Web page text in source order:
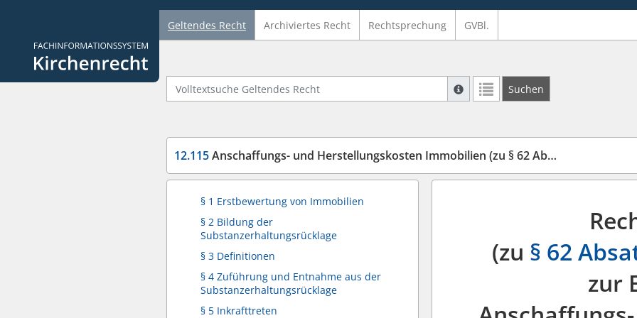
Logo Fachinformationssystem Kirchenrecht
Geltendes Recht Archiviertes Recht Rechtsprechung GVBl.
Volltextsuche Geltendes Recht
Suche mit Platzhalter "*", Bsp.
Suchen
12.115Anschaffungs- und Herstellungskosten Immobilien (zu § 62 Absatz 7 Haushaltsordnung)
§ 1 Erstbewertung von Immobilien
§ 2 Bildung der
Substanzerhaltungsrücklage
§ 3 Definitionen
§ 4 Zuführung und Entnahme aus der
Substanzerhaltungsrücklage
§ 5 Inkrafttreten
(zu § 62
zur